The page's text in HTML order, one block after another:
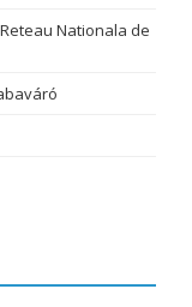
Nationala de